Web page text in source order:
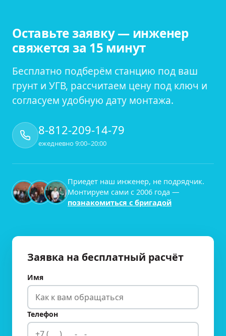
Оставьте заявку — инженер
свяжется за 15 минут
Бесплатно подберём станцию под ваш
грунт и УГВ, рассчитаем цену под ключ и
согласуем удобную дату монтажа.
8-812-209-14-79
ежедневно 9:00–20:00
Приедет наш инженер, не подрядчик.
Монтируем сами с 2006 года —
познакомиться с бригадой
Заявка на бесплатный расчёт
Имя
Телефон